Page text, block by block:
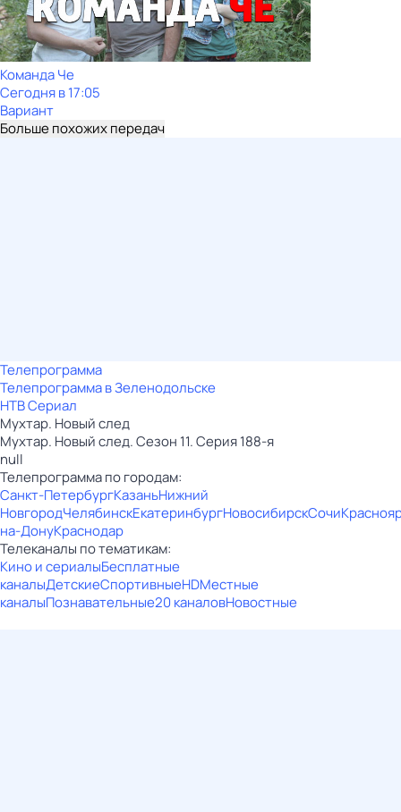
Команда Че
Сегодня в 17:05
Вариант
Больше похожих передач
Телепрограмма
Телепрограмма в Зеленодольске
НТВ Сериал
Мухтар. Новый след
Мухтар. Новый след. Сезон 11. Серия 188-я
null
Телепрограмма по городам:
Санкт-ПетербургКазаньНижний
НовгородЧелябинскЕкатеринбургНовосибирскСочи
на-ДонуКраснодар
Телеканалы по тематикам:
Кино и сериалыБесплатные
каналыДетскиеСпортивныеHDМестные
каналыПознавательные20 каналовНовостные